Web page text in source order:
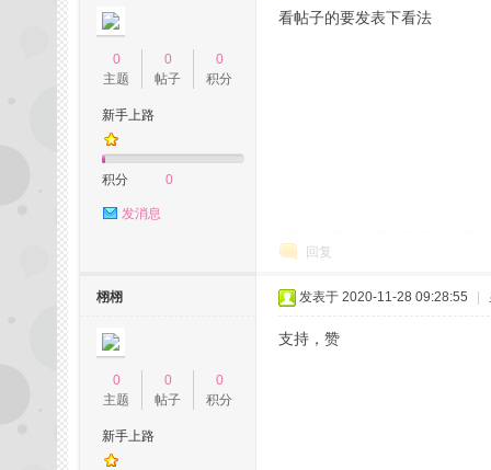
0
主题
0
帖子
0
积分
新手上路
积分 0
发消息
看帖子的要发表下看法
回复
栩栩
0
主题
0
帖子
0
积分
新手上路
发表于 2020-11-28 09:28:55
支持，赞